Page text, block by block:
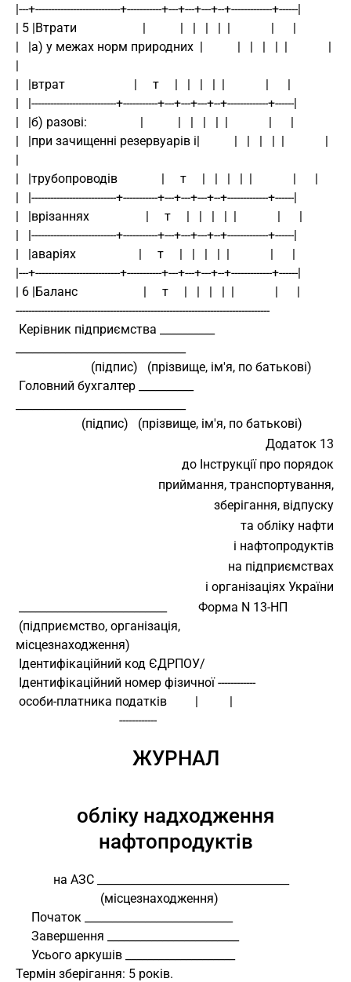
|---+---------------------------+-----------+---+---+---+--+-------------+------|
| 5 |Втрати                     |           |   |   |   |  |             |      |
|   |а) у межах норм природних  |           |   |   |   |  |             |
|
|   |втрат                      |     т     |   |   |   |  |             |      |
|   |---------------------------+-----------+---+---+---+--+-------------+------|
|   |б) разові:                 |           |   |   |   |  |             |      |
|   |при зачищенні резервуарів і|           |   |   |   |  |             |
|
|   |трубопроводів              |     т     |   |   |   |  |             |      |
|   |---------------------------+-----------+---+---+---+--+-------------+------|
|   |врізаннях                  |     т     |   |   |   |  |             |      |
|   |---------------------------+-----------+---+---+---+--+-------------+------|
|   |аваріях                    |     т     |   |   |   |  |             |      |
|---+---------------------------+-----------+---+---+---+--+-------------+------|
| 6 |Баланс                     |     т     |   |   |   |  |             |      |
---------------------------------------------------------------------------------
                        (підпис)   (прізвище, ім'я, по батькові)
                     (підпис)   (прізвище, ім'я, по батькові)
Додаток 13
до Інструкції про порядок
приймання, транспортування,
зберігання, відпуску
та обліку нафти
і нафтопродуктів
на підприємствах
і організаціях України
___________________________          Форма N 13-НП
(підприємство, організація,
місцезнаходження)
Ідентифікаційний код ЄДРПОУ/
Ідентифікаційний номер фізичної ------------
особи-платника податків         |          |
                                 ------------
ЖУРНАЛ
обліку надходження
нафтопродуктів
            на АЗС ___________________________________
                           (місцезнаходження)
     Початок ___________________________
     Завершення ________________________
     Усього аркушів ____________________
Термін зберігання: 5 років.